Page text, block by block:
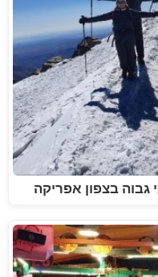
בצפון אפריקה